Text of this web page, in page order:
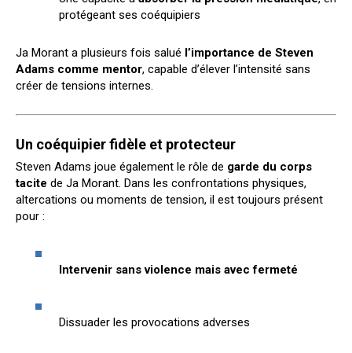
protégeant ses coéquipiers
Ja Morant a plusieurs fois salué l’importance de Steven
Adams comme mentor, capable d’élever l’intensité sans
créer de tensions internes.
Un coéquipier fidèle et protecteur
Steven Adams joue également le rôle de garde du corps
tacite de Ja Morant. Dans les confrontations physiques,
altercations ou moments de tension, il est toujours présent
pour :
Intervenir sans violence mais avec fermeté
Dissuader les provocations adverses